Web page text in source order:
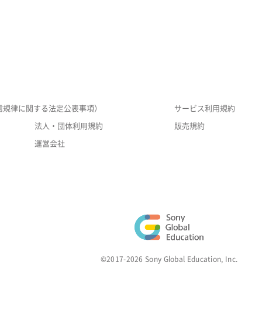
律に関する法定公表事項） サービス利用規約
法人・団体利用規約 販売規約
運営会社
©2017-2026 Sony Global Education, Inc.